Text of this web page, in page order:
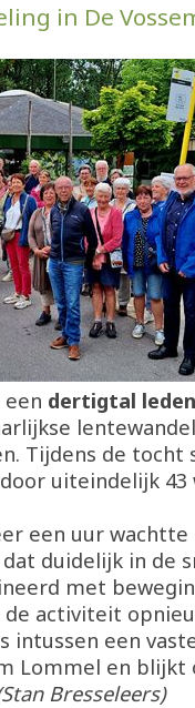
in De
dertigtal
Tijdens de tocht
uiteindelijk 43
een uur
duidelijk in de
met
activiteit
intussen een
Lommel en blijkt
Bresseleers)